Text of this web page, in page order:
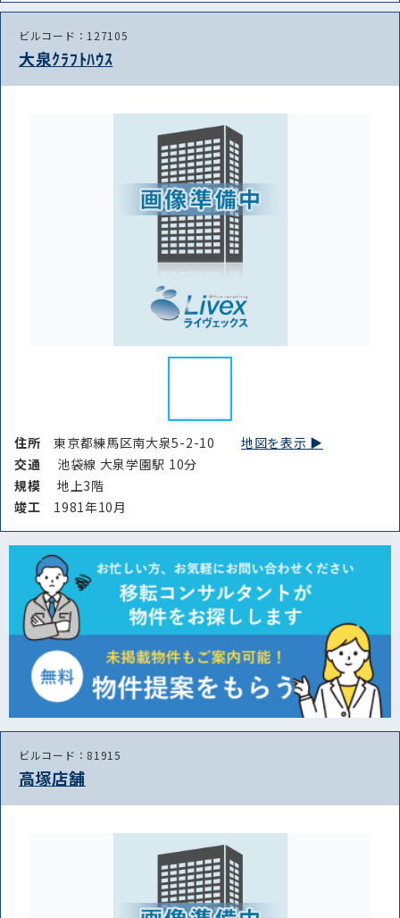
条件を絞り込む
ビルコード：127105
大泉ｸﾗﾌﾄﾊｳｽ
住所東京都練馬区南大泉5-2-10地図を表示 ▶︎
交通
池袋線 大泉学園駅 10分
規模
地上3階
竣⼯ 1981年10月
ビルコード：81915
高塚店舗